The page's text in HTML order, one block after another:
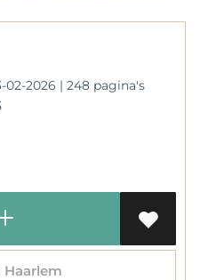
02-2026 | 248 pagina's
Haarlem